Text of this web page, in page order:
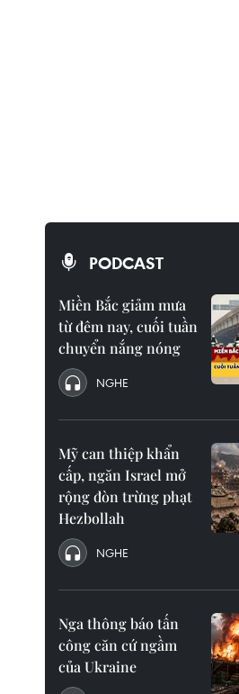
PODCAST
Miền Bắc giảm mưa
từ đêm nay, cuối tuần
chuyển nắng nóng
NGHE
Mỹ can thiệp khẩn
cấp, ngăn Israel mở
rộng đòn trừng phạt
Hezbollah
NGHE
Nga thông báo tấn
công căn cứ ngầm
của Ukraine